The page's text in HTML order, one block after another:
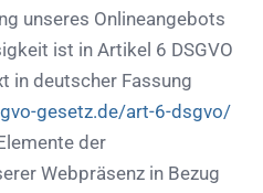
unseres Onlineangebots
ist in Artikel 6 DSGVO
in deutscher Fassung
gesetz.de/art-6-dsgvo/
der
Webpräsenz in Bezug